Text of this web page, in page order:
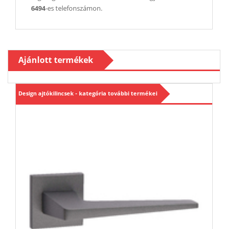
6494-es telefonszámon.
Ajánlott termékek
Design ajtókilincsek - kategória további termékei